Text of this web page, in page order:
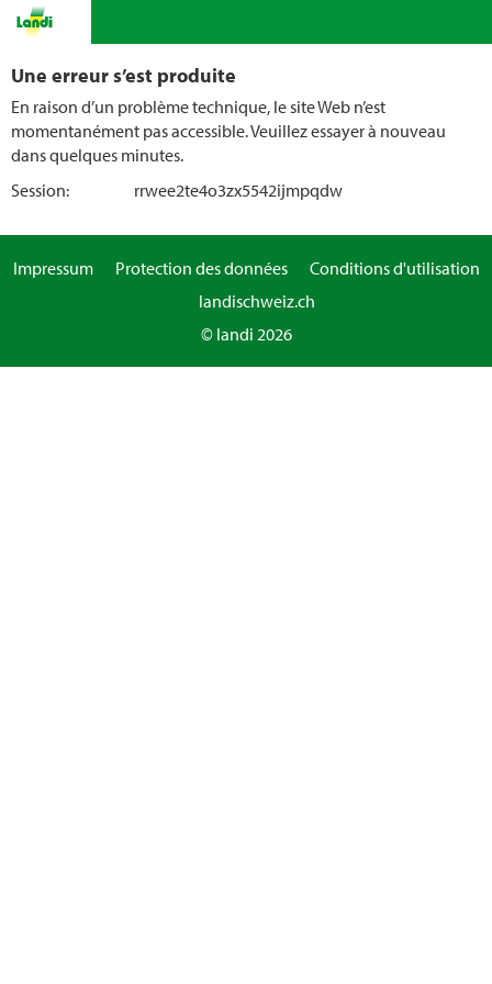
Une erreur s’est produite
En raison d’un problème technique, le site Web n’est
momentanément pas accessible. Veuillez essayer à nouveau
dans quelques minutes.
Session:
rrwee2te4o3zx5542ijmpqdw
Impressum Protection des données
Conditions d'utilisation
landischweiz.ch
© landi 2026